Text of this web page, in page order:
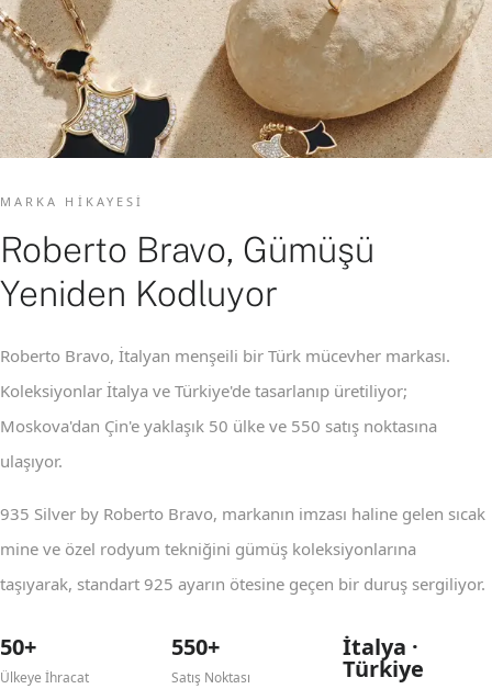
MARKA HIKAYESI
Roberto Bravo, Gümüşü
Yeniden Kodluyor
Roberto Bravo, İtalyan menşeili bir Türk mücevher markası.
Koleksiyonlar İtalya ve Türkiye'de tasarlanıp üretiliyor;
Moskova'dan Çin'e yaklaşık 50 ülke ve 550 satış noktasına
ulaşıyor.
935 Silver by Roberto Bravo, markanın imzası haline gelen sıcak
mine ve özel rodyum tekniğini gümüş koleksiyonlarına
taşıyarak, standart 925 ayarın ötesine geçen bir duruş sergiliyor.
50+
Ülkeye İhracat
550+
Satış Noktası
İtalya ·
Türkiye